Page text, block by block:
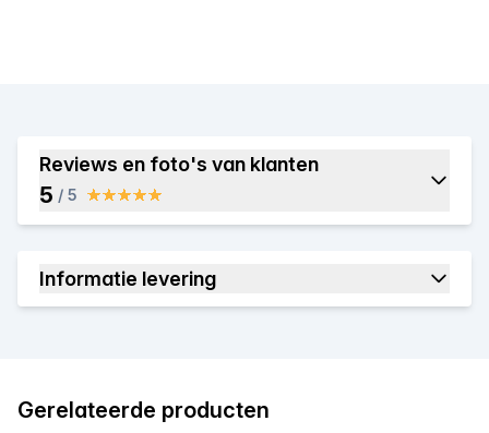
Reviews en foto's van klanten
5 / 5
Informatie levering
Gerelateerde producten